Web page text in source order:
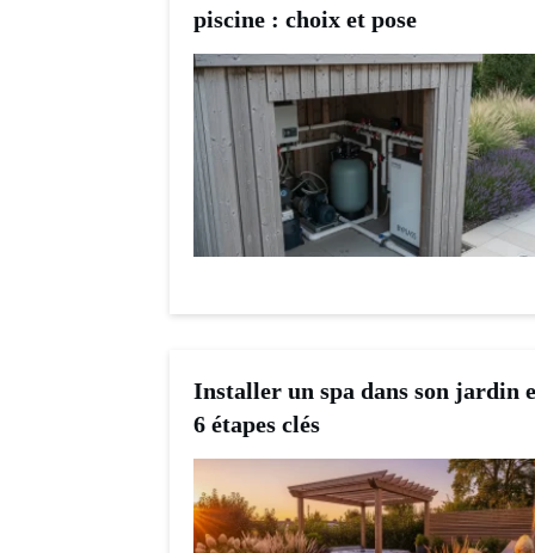
piscine : choix et pose
Installer un spa dans son jardin
6 étapes clés